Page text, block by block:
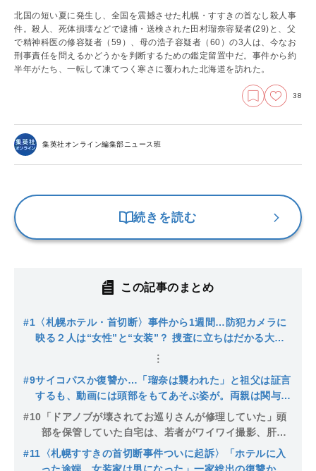
北国の短い夏に発生し、全国を震撼させた札幌・すすきの首なし殺人事
件。殺人、死体損壊などで逮捕・送検された田村瑠奈容疑者(29)と、父
で精神科医の修容疑者（59）、母の浩子容疑者（60）の3人は、今なお
刑事責任を問えるかどうかを判断するための鑑定留置中だ。事件から約
半年がたち、一転して凍てつく寒さに覆われた北海道を訪れた。
38
集英社オンライン編集部ニュース班
続きを読む
この記事のまとめ
#1 〈札幌ホテル・首切断〉事件から1週間…防犯カメラに
映る２人は“女性”と“女装”？ 捜査に立ちはだかる大き
な壁とは。「Aさんはとても目立っていた」事件当日デ
#9サイコパスか復讐か…「瑠奈は襲われた」と祖父は証言
するも、動画には頭部をもてあそぶ姿が。両親は関与を
否認…待たれる精神鑑定〈札幌すすきの首切断事件から
半年へ〉
#10 「ドアノブが壊されてお巡りさんが修理していた」頭
部を保管していた自宅は、若者がワイワイ撮影、肝試
しの場になるなど地元の“観光スポット”的扱いとなり
警察が今もパトロール〈札幌すすきの首切断事件から
#11 〈札幌すすきの首切断事件ついに起訴〉「ホテルに入